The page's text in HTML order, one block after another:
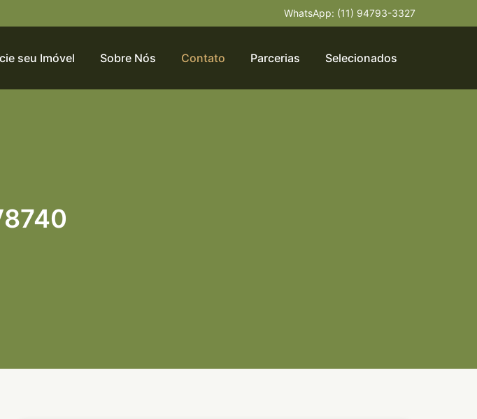
WhatsApp: (11) 94793-3327
seu Imóvel Sobre Nós Contato Parcerias Selecionados